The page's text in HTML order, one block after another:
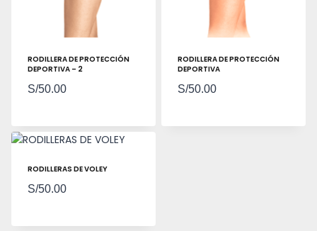
RODILLERA DE PROTECCIÓN
DEPORTIVA – 2
S/50.00
RODILLERA DE PROTECCIÓN
DEPORTIVA
S/50.00
RODILLERAS DE VOLEY
S/50.00